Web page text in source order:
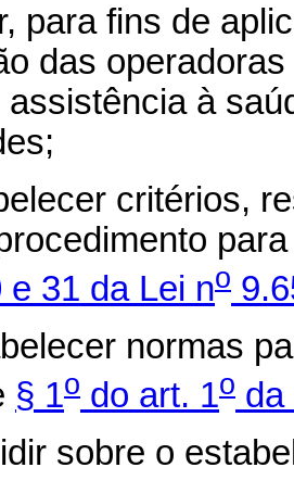
para fins de
das
assistência à
critérios,
e 31 da Lei no
normas
§ 1o do art. 1o da
sobre o